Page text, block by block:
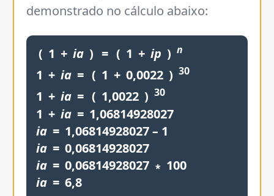
demonstrado no cálculo abaixo:
( 1 + ia ) = ( 1 + ip ) n
1 + ia = ( 1 + 0,0022 ) 30
1 + ia = ( 1,0022 ) 30
1 + ia = 1,06814928027
ia = 1,06814928027– 1
ia = 0,06814928027
ia = 0,06814928027 ∗ 100
ia = 6,8